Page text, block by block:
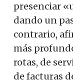
presenciar
dando un
contrario,
más
rotas, de
de facturas